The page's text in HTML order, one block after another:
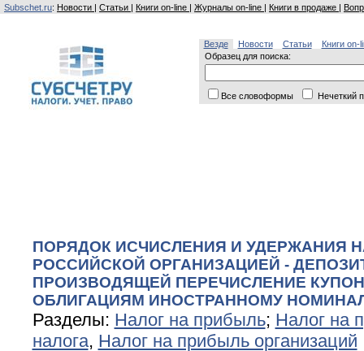
Subschet.ru: Новости | Статьи | Книги on-line | Журналы on-line | Книги в продаже |
Везде Новости Статьи
Книги on-
Образец для поиска:
Все словоформы Нечеткий
ПОРЯДОК ИСЧИСЛЕНИЯ И УДЕРЖАНИЯ
РОССИЙСКОЙ ОРГАНИЗАЦИЕЙ -
ПРОИЗВОДЯЩЕЙ ПЕРЕЧИСЛЕНИЕ
ОБЛИГАЦИЯМ ИНОСТРАННОМУ
Разделы: Налог на прибыль; Налог на
налога, Налог на прибыль организаций